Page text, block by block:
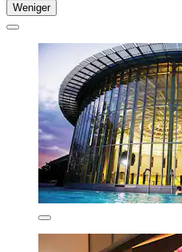
Weniger